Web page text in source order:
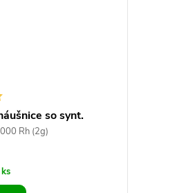
so synt.
crystals -
Rh (2g)